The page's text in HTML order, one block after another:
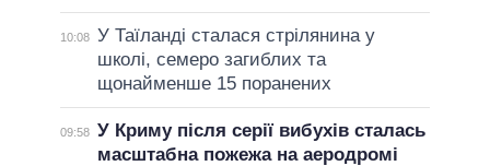
10:08 У Таїланді сталася стрілянина у
школі, семеро загиблих та
щонайменше 15 поранених
09:58 У Криму після серії вибухів сталась
масштабна пожежа на аеродромі